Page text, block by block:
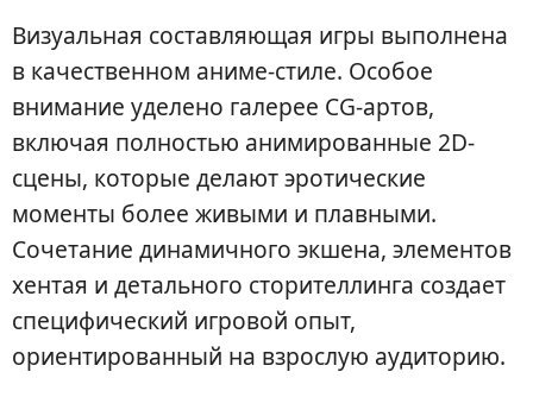
Визуальная составляющая игры выполнена
в качественном аниме-стиле. Особое
внимание уделено галерее CG-артов,
включая полностью анимированные 2D-
сцены, которые делают эротические
моменты более живыми и плавными.
Сочетание динамичного экшена, элементов
хентая и детального сторителлинга создает
специфический игровой опыт,
ориентированный на взрослую аудиторию.